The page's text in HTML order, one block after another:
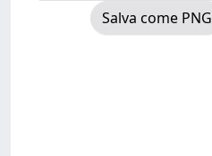
Salva come PNG